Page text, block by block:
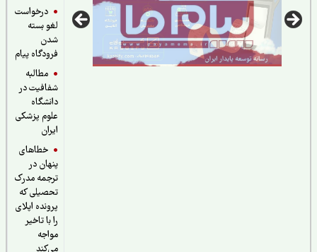
درخواست
لغو بسته
فرودگاه پیام
مطالبه
شفافیت در
دانشگاه
علوم پزشکی
خطاهای
پنهان در
ترجمه مدرک
تحصیلی که
پرونده اپلای
را با تاخیر